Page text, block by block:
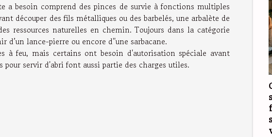
besoin comprend des pinces de survie à fonctions multiples
découper des fils métalliques ou des barbelés, une arbalète de
ressources naturelles en chemin. Toujours dans la catégorie
d’un lance-pierre ou encore d''une sarbacane.
à feu, mais certains ont besoin d'autorisation spéciale avant
pour servir d'abri font aussi partie des charges utiles.